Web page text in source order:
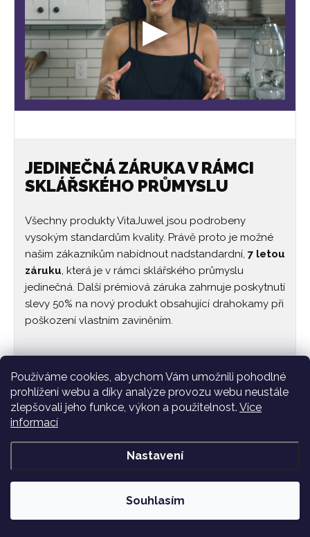
Používáme cookies, abychom Vám umožnili pohodlné
prohlížení webu a díky analýze provozu webu neustále
zlepšovali jeho funkce, výkon a použitelnost. Více
informací
Nastavení
Souhlasím
JEDINEČNÁ ZÁRUKA V RÁMCI
SKLÁŘSKÉHO PRŮMYSLU
Všechny produkty VitaJuwel jsou podrobeny
vysokým standardům kvality. Právě proto je možné
našim zákazníkům nabídnout nadstandardní, 7 letou
záruku , která je v rámci sklářského průmyslu
jedinečná. Další prémiová záruka zahrnuje poskytnutí
slevy 50% na nový produkt obsahující drahokamy při
poškození vlastním zaviněním.